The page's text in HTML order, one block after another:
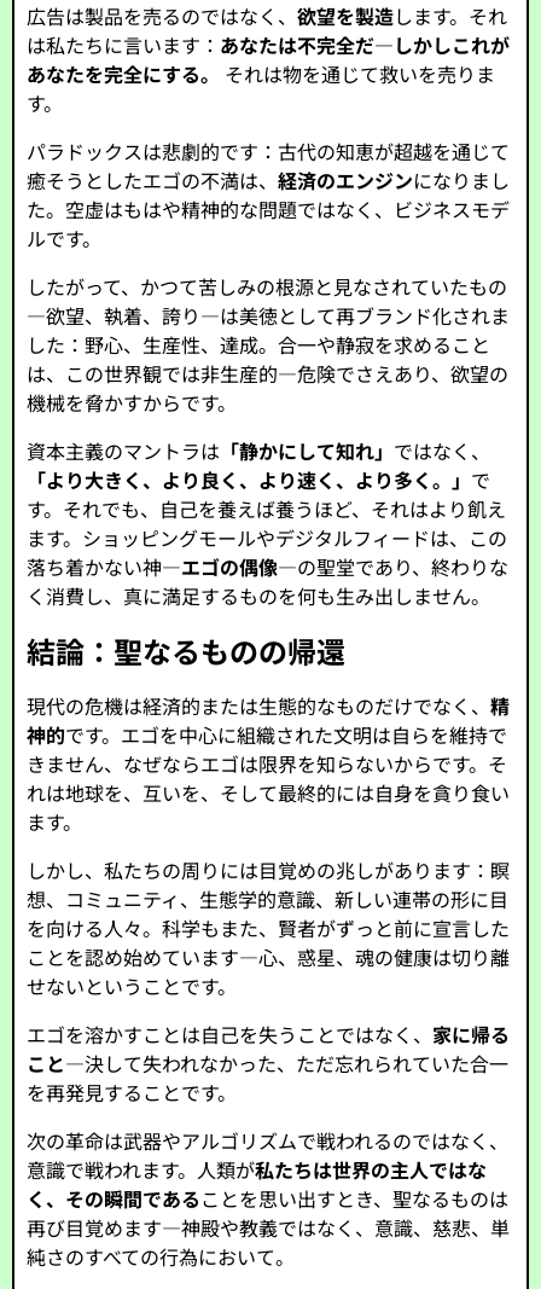
広告は製品を売るのではなく、欲望を製造します。それ
は私たちに言います： あなたは不完全だ—しかしこれが
あなたを完全にする。
それは物を通じて救いを売りま
す。
パラドックスは悲劇的です：古代の知恵が超越を通じて
癒そうとしたエゴの不満は、経済のエンジンになりまし
た。空虚はもはや精神的な問題ではなく、ビジネスモデ
ルです。
したがって、かつて苦しみの根源と見なされていたもの
—欲望、執着、誇り—は美徳として再ブランド化されま
した：野心、生産性、達成。合一や静寂を求めること
は、この世界観では非生産的—危険でさえあり、欲望の
機械を脅かすからです。
資本主義のマントラは 「静かにして知れ」 ではなく、
「より大きく、より良く、より速く、より多く。」 で
す。それでも、自己を養えば養うほど、それはより飢え
ます。ショッピングモールやデジタルフィードは、この
落ち着かない神—エゴの偶像—の聖堂であり、終わりな
く消費し、真に満足するものを何も生み出しません。
結論：聖なるものの帰還
現代の危機は経済的または生態的なものだけでなく、精
神的です。エゴを中心に組織された文明は自らを維持で
きません、なぜならエゴは限界を知らないからです。そ
れは地球を、互いを、そして最終的には自身を貪り食い
ます。
しかし、私たちの周りには目覚めの兆しがあります：瞑
想、コミュニティ、生態学的意識、新しい連帯の形に目
を向ける人々。科学もまた、賢者がずっと前に宣言した
ことを認め始めています—心、惑星、魂の健康は切り離
せないということです。
エゴを溶かすことは自己を失うことではなく、 家に帰る
こと—決して失われなかった、ただ忘れられていた合一
を再発見することです。
次の革命は武器やアルゴリズムで戦われるのではなく、
意識で戦われます。人類が私たちは世界の主人ではな
く、その瞬間であることを思い出すとき、聖なるものは
再び目覚めます—神殿や教義ではなく、意識、慈悲、単
純さのすべての行為において。